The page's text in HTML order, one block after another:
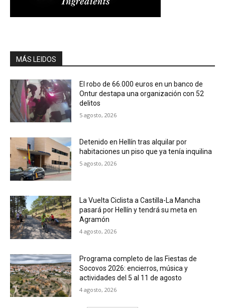
MÁS LEIDOS
El robo de 66.000 euros en un banco de
Ontur destapa una organización con 52
delitos
5 agosto, 2026
Detenido en Hellín tras alquilar por
habitaciones un piso que ya tenía inquilina
5 agosto, 2026
La Vuelta Ciclista a Castilla-La Mancha
pasará por Hellín y tendrá su meta en
Agramón
4 agosto, 2026
Programa completo de las Fiestas de
Socovos 2026: encierros, música y
actividades del 5 al 11 de agosto
4 agosto, 2026